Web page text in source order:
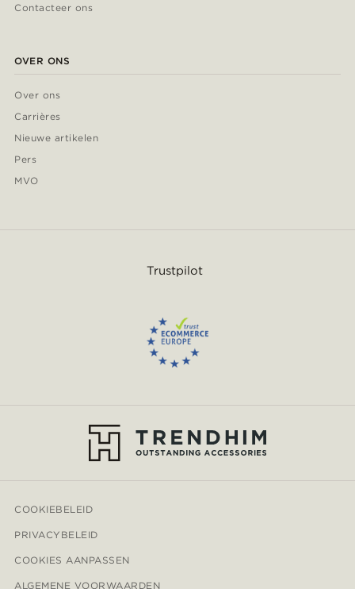
Contacteer ons
OVER ONS
Over ons
Carrières
Nieuwe artikelen
Pers
MVO
Trustpilot
COOKIEBELEID
PRIVACYBELEID
COOKIES AANPASSEN
ALGEMENE VOORWAARDEN